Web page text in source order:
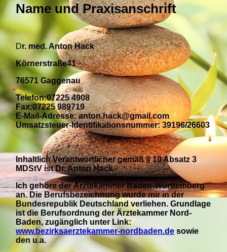
Name und Praxisanschrift
Dr. med. Anton Hack
Körnerstraße41
76571 Gaggenau
Telefon:07225 4908
Fax:07225 989719
E-Mail-Adresse: anton.hack@gmail.com
Umsatzsteuer-Identifikationsnummer: 39196/26603
Inhaltlich Verantwortlicher gemäß § 10 Absatz 3
MDStV ist Dr. Anton Hack
Ich gehöre der Ärztekammer Baden-Württemberg
an. Die Berufsbezeichnung wurde mir in der
Bundesrepublik Deutschland verliehen. Grundlage
ist die Berufsordnung der Ärztekammer Nord-
Baden, zugänglich unter Link:
www.bezirksaerztekammer-nordbaden.de sowie
den u.a.